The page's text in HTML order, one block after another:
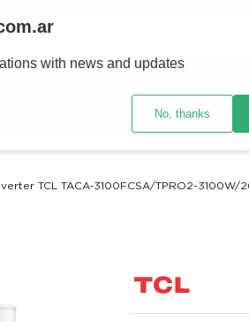
Ver promociones
TCL TACA‑3100FCSA/TPRO2-
with news and updates
No, thanks